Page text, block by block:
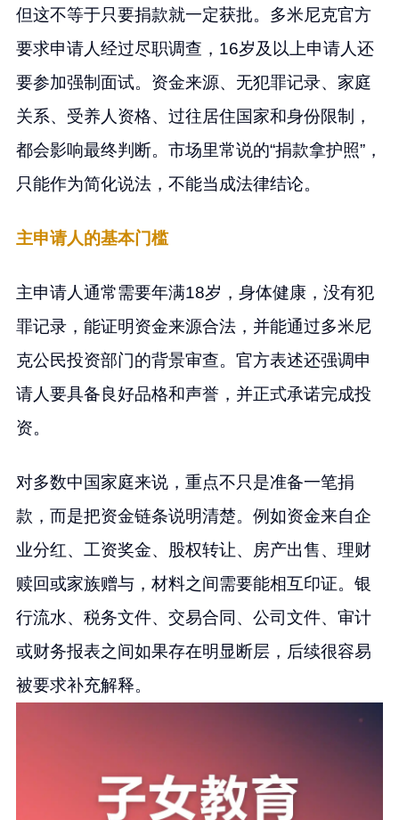
但这不等于只要捐款就一定获批。多米尼克官方
要求申请人经过尽职调查，16岁及以上申请人还
要参加强制面试。资金来源、无犯罪记录、家庭
关系、受养人资格、过往居住国家和身份限制，
都会影响最终判断。市场里常说的“捐款拿护照”，
只能作为简化说法，不能当成法律结论。
主申请人的基本门槛
主申请人通常需要年满18岁，身体健康，没有犯
罪记录，能证明资金来源合法，并能通过多米尼
克公民投资部门的背景审查。官方表述还强调申
请人要具备良好品格和声誉，并正式承诺完成投
资。
对多数中国家庭来说，重点不只是准备一笔捐
款，而是把资金链条说明清楚。例如资金来自企
业分红、工资奖金、股权转让、房产出售、理财
赎回或家族赠与，材料之间需要能相互印证。银
行流水、税务文件、交易合同、公司文件、审计
或财务报表之间如果存在明显断层，后续很容易
被要求补充解释。